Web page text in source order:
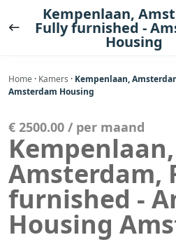
naar
Kempenlaan,
Fully furnished -
Housing
Home · Kamers · Kempenlaan,
Amsterdam Housing
€ 2500.00 / per maand
Kempenlaan,
Amsterdam,
furnished -
Housing